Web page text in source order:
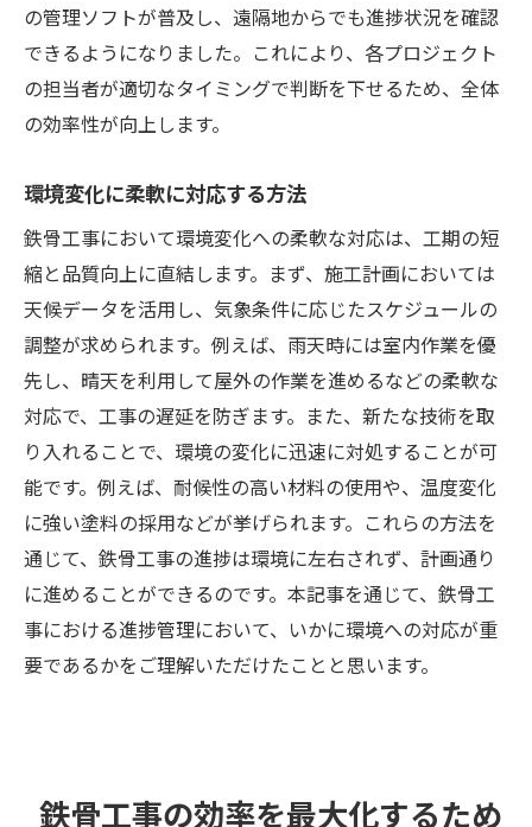
の管理ソフトが普及し、遠隔地からでも進捗状況を確認
できるようになりました。これにより、各プロジェクト
の担当者が適切なタイミングで判断を下せるため、全体
の効率性が向上します。
環境変化に柔軟に対応する方法
鉄骨工事において環境変化への柔軟な対応は、工期の短
縮と品質向上に直結します。まず、施工計画においては
天候データを活用し、気象条件に応じたスケジュールの
調整が求められます。例えば、雨天時には室内作業を優
先し、晴天を利用して屋外の作業を進めるなどの柔軟な
対応で、工事の遅延を防ぎます。また、新たな技術を取
り入れることで、環境の変化に迅速に対処することが可
能です。例えば、耐候性の高い材料の使用や、温度変化
に強い塗料の採用などが挙げられます。これらの方法を
通じて、鉄骨工事の進捗は環境に左右されず、計画通り
に進めることができるのです。本記事を通じて、鉄骨工
事における進捗管理において、いかに環境への対応が重
要であるかをご理解いただけたことと思います。
鉄骨工事の効率を最大化するため